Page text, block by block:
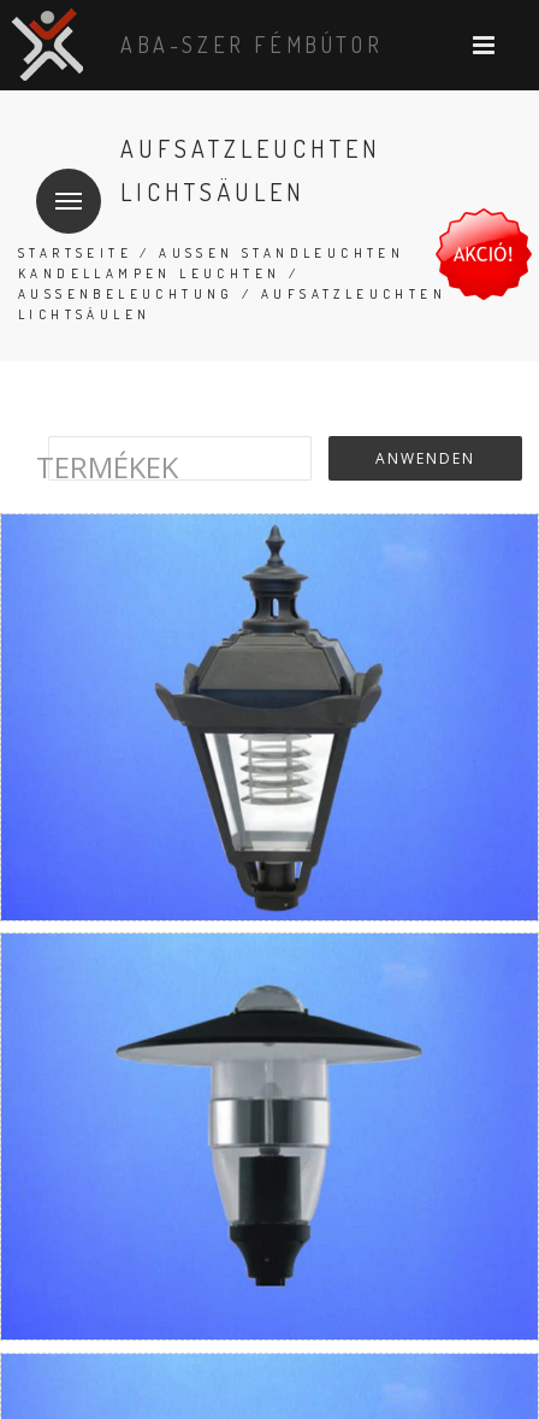
ABA-SZER FÉMBÚTOR
AUFSATZLEUCHTEN
LICHTSÄULEN
STARTSEITE /AUSSEN STANDLEUCHTEN K
ANDELLAMPEN LEUCHTEN
/
AUSSENBELEUCHTUNG
/ AUFSATZLEUCHTEN
LICHTSÄULEN
TERMÉKEK